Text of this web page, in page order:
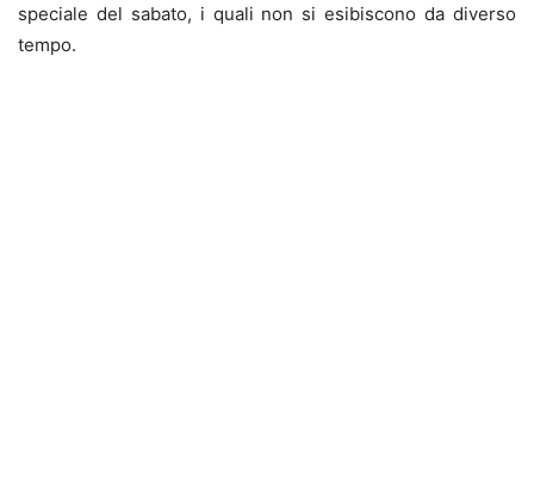
speciale del sabato, i quali non si esibiscono da diverso
tempo.